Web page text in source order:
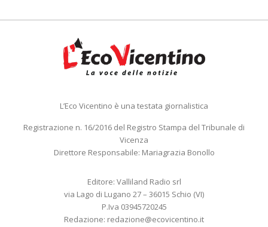
L’Eco Vicentino è una testata giornalistica
Registrazione n. 16/2016 del Registro Stampa del Tribunale di
Vicenza
Direttore Responsabile: Mariagrazia Bonollo
Editore: Valliland Radio srl
via Lago di Lugano 27 – 36015 Schio (VI)
P.Iva 03945720245
Redazione: redazione@ecovicentino.it